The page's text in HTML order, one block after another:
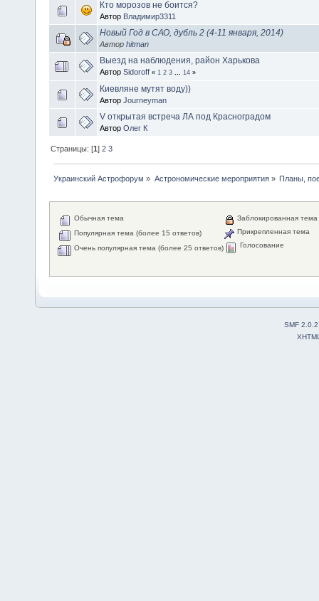
Кто морозов не боится?
Автор Владимир3311
Новый Год в САО, дубль 2 (4-11 января, 2014)
Автор hitman
Выезд на наблюдения, район Харькова
Автор Sidoroff « 1 2 3 14 »
Киевляне мутят воду))
Автор Journeyman
V открытая встреча ЛА под Красноградом
Автор Олег К
Страницы: [1]2 3
Украинский Астрофорум » Астрономические мероприятия» Планы,
Обычная тема
Популярная тема (более 15 ответов)
Очень популярная тема (более 25 ответов)
Заблокированная тема
Прикрепленная тема
Голосование
SMF 2.0.2